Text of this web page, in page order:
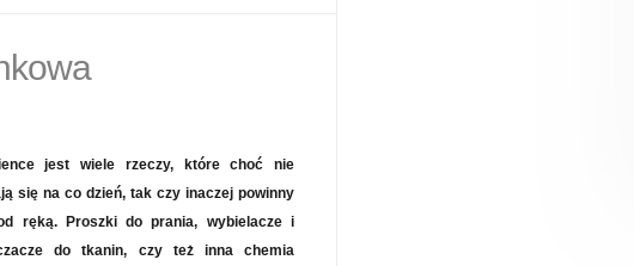
jest wiele rzeczy, które choć nie
się na co dzień, tak czy inaczej powinny
ręką. Proszki do prania, wybielacze i
do tkanin, czy też inna chemia